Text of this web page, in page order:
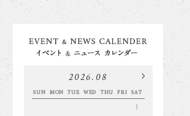
2026.08
SUN MON TUE WED THU FRI SAT
1